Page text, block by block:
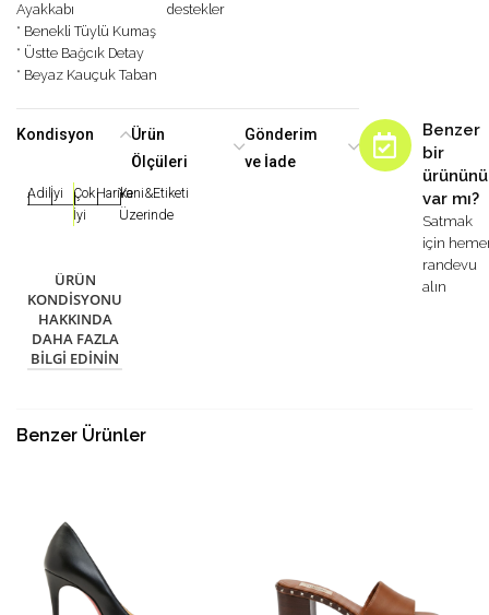
Ayakkabı
* Benekli Tüylü Kumaş
* Üstte Bağcık Detay
* Beyaz Kauçuk Taban
destekler
Kondisyon
|Adil|İyi |Çok
İyi
|Harika
|Yeni&Etiketi
Üzerinde
ÜRÜN
KONDISYONU
HAKKINDA
DAHA FAZLA
BILGI EDININ
Ürün
Ölçüleri
Gönderim
ve İade
Benzer
bir
var mı?
Satmak
için
randevu
alın
Benzer Ürünler